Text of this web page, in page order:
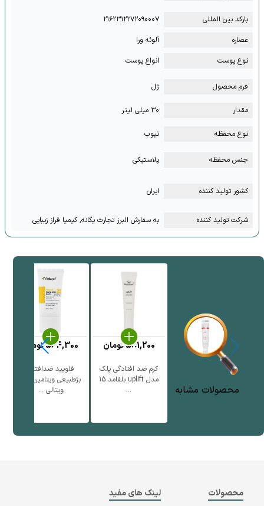
بارکد بین المللی
۲۱۶۲۳۱۲۲۷۲۰۹۰۰۰۷
عصاره
آلوئه ورا
نوع پوست
انواع پوست
فرم محصول ژل
مقدار ۳۰ میلی لیتر
نوع محفظه تیوب
جنس محفظه پلاستیکی
کشور تولید کننده ایران
شرکت تولید کننده به سفارش البرز تجارت یگانه, کیمیا فراز زیبایی
محصولات مشابه
کرم ضد افتادگی پلک
مدل uplift بلفامد 15
...
581,200تومان
فلویید ضدافتاب
بژطبیعی ویتامین سی
ویتالی ...
564,300تومان
محصولات لینک های مفید